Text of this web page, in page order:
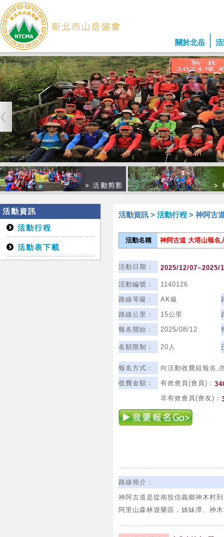
關於北岳
活動資訊
活動行程
活動表下載
活動資訊 > 活動行程> 神阿古
活動名稱 神阿古道 大塔山報名
活動日期： 2025/12/07~2025/
活動編號：
1140126
路線等級：
AK級
路線公里：
15公里
報名開始：
2025/08/12
名額限制： 20人
報名方式：
向活動收費組報名,
收費金額：
有效會員(會員)：
非有效會員(會友)：
路線簡介：
神阿古道是從南投信義鄉神木村
阿里山森林遊樂區，姊妹潭、神